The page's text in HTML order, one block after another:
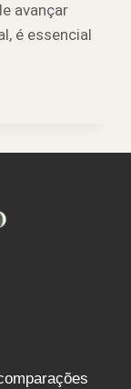
avançar
é essencial